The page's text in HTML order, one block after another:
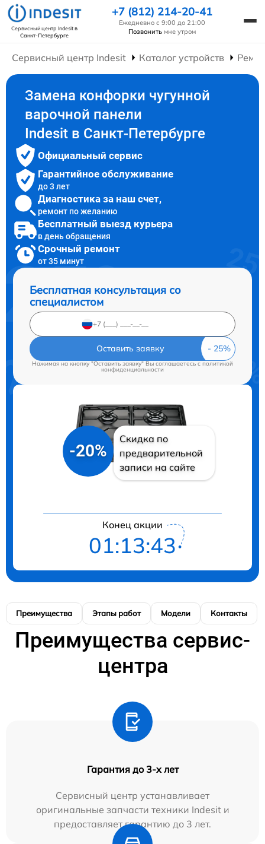
Сервисный центр Indesitв
Санкт-Петербурге
+7 (812) 214-20-41
Ежедневно с 9:00 до 21:00
Позвонить мне утром
Сервисный центр Indesit Каталог устройств
Замена конфорки чугунной
варочной панели
Indesit в Санкт-Петербурге
Официальный сервис
Гарантийное обслуживание
до 3 лет
Диагностика за наш счет,
ремонт по желанию
Бесплатный выезд курьера
в день обращения
Срочный ремонт
от 35 минут
Бесплатная консультация со
специалистом
Оставить заявку
Нажимая на кнопку "Оставить заявку" Вы соглашаетесь cполитикой
конфиденциальности
-20%
Скидка по
предварительной
записи на сайте
Конец акции
01:13:42
Преимущества Этапы работ Модели Контакты
Преимущества сервис-
центра
Гарантия до 3-х лет
Сервисный центр устанавливает
оригинальные запчасти техники Indesit и
предоставляет гарантию до 3 лет.